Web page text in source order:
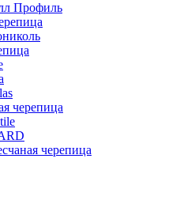
Профиль
черепица
черепица